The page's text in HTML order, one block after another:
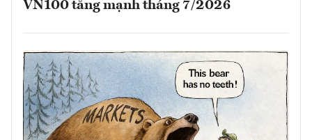
VN100 tăng mạnh tháng 7/2026